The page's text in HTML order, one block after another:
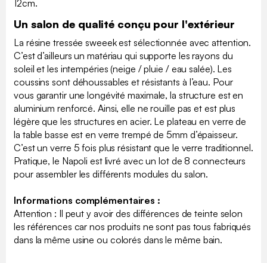
12cm.
Un salon de qualité conçu pour l'extérieur
La résine tressée sweeek est sélectionnée avec attention.
C’est d’ailleurs un matériau qui supporte les rayons du
soleil et les intempéries (neige / pluie / eau salée). Les
coussins sont déhoussables et résistants à l’eau. Pour
vous garantir une longévité maximale, la structure est en
aluminium renforcé. Ainsi, elle ne rouille pas et est plus
légère que les structures en acier. Le plateau en verre de
la table basse est en verre trempé de 5mm d’épaisseur.
C’est un verre 5 fois plus résistant que le verre traditionnel.
Pratique, le Napoli est livré avec un lot de 8 connecteurs
pour assembler les différents modules du salon.
Informations complémentaires :
Attention : Il peut y avoir des différences de teinte selon
les références car nos produits ne sont pas tous fabriqués
dans la même usine ou colorés dans le même bain.